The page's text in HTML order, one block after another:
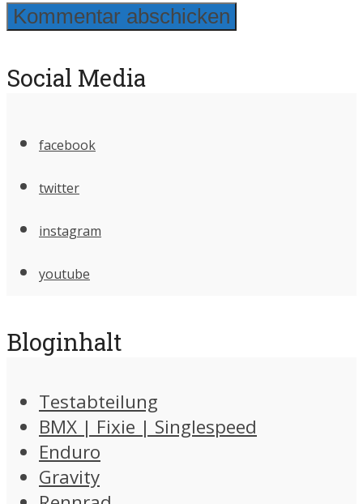
Social Media
facebook
twitter
instagram
youtube
Bloginhalt
Testabteilung
BMX | Fixie | Singlespeed
Enduro
Gravity